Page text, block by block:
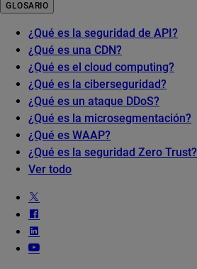
GLOSARIO
¿Qué es la seguridad de API?
¿Qué es una CDN?
¿Qué es el cloud computing?
¿Qué es la ciberseguridad?
¿Qué es un ataque DDoS?
¿Qué es la microsegmentación?
¿Qué es WAAP?
¿Qué es la seguridad Zero Trust?
Ver todo